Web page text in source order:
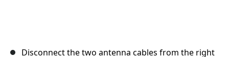
Disconnect the two antenna cables from the right